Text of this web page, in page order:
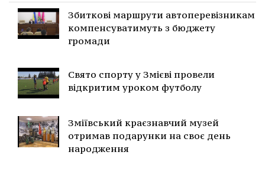
Збиткові маршрути автоперевізникам
компенсуватимуть з бюджету
громади
Свято спорту у Змієві провели
відкритим уроком футболу
Зміївський краєзнавчий музей
отримав подарунки на своє день
народження